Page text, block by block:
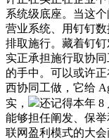
系统级底座。当这
营业系统、用钉钉
排取施行。藏着钉
实正承担施行取协
的手中。可以或许
西协同工做，它给
实，
还记得本年 8
能够担任阐发、保
联网盈利模式的大